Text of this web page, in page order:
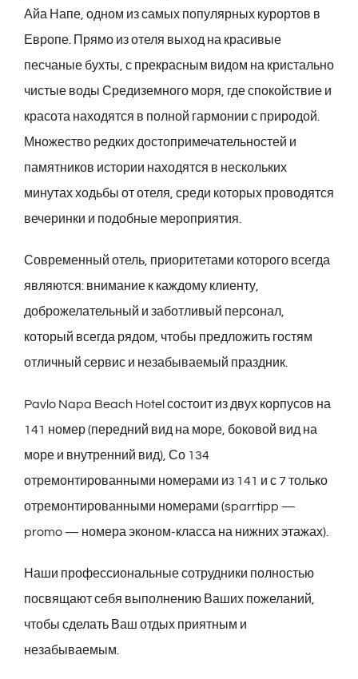
Айа Напе, одном из самых популярных курортов в
Европе. Прямо из отеля выход на красивые
песчаные бухты, с прекрасным видом на кристально
чистые воды Средиземного моря, где спокойствие и
красота находятся в полной гармонии с природой.
Множество редких достопримечательностей и
памятников истории находятся в нескольких
минутах ходьбы от отеля, среди которых проводятся
вечеринки и подобные мероприятия.
Современный отель, приоритетами которого всегда
являются: внимание к каждому клиенту,
доброжелательный и заботливый персонал,
который всегда рядом, чтобы предложить гостям
отличный сервис и незабываемый праздник.
Pavlo Napa Beach Hotel состоит из двух корпусов на
141 номер (передний вид на море, боковой вид на
море и внутренний вид), Со 134
отремонтированными номерами из 141 и с 7 только
отремонтированными номерами (sparrtipp —
promo — номера эконом-класса на нижних этажах).
Наши профессиональные сотрудники полностью
посвящают себя выполнению Ваших пожеланий,
чтобы сделать Ваш отдых приятным и
незабываемым.